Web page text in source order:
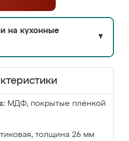
на кухонные
▼
МДФ, покрытые плёнкой
толщина 26 мм